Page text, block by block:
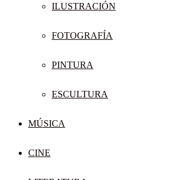
ILUSTRACIÓN
FOTOGRAFÍA
PINTURA
ESCULTURA
MÚSICA
CINE